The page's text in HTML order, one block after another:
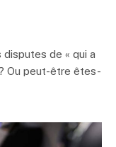
de « qui a
Ou peut-être êtes-